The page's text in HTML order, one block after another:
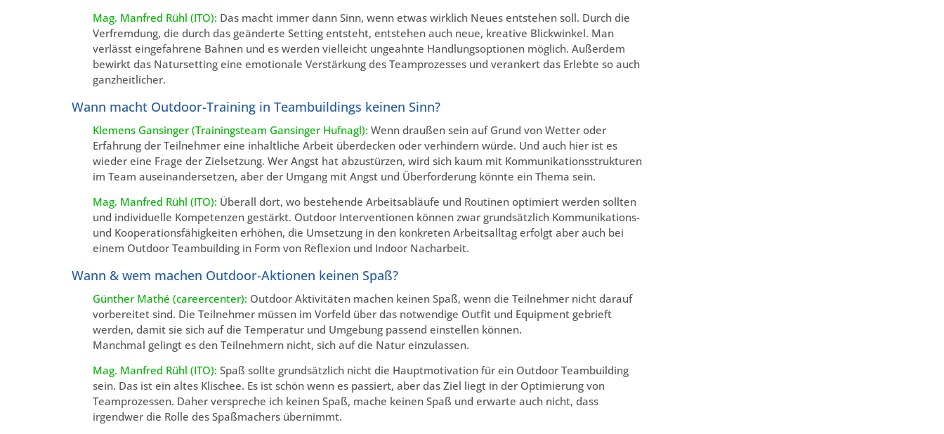
Mag. Manfred Rühl (ITO): Das macht immer dann Sinn, wenn etwas wirklich Neues entstehen soll. Durch die
Verfremdung, die durch das geänderte Setting entsteht, entstehen auch neue, kreative Blickwinkel. Man
verlässt eingefahrene Bahnen und es werden vielleicht ungeahnte Handlungsoptionen möglich. Außerdem
bewirkt das Natursetting eine emotionale Verstärkung des Teamprozesses und verankert das Erlebte so auch
ganzheitlicher.
Wann macht Outdoor-Training in Teambuildings keinen Sinn?
Klemens Gansinger (Trainingsteam Gansinger Hufnagl): Wenn draußen sein auf Grund von Wetter oder
Erfahrung der Teilnehmer eine inhaltliche Arbeit überdecken oder verhindern würde. Und auch hier ist es
wieder eine Frage der Zielsetzung. Wer Angst hat abzustürzen, wird sich kaum mit Kommunikationsstrukturen
im Team auseinandersetzen, aber der Umgang mit Angst und Überforderung könnte ein Thema sein.
Mag. Manfred Rühl (ITO): Überall dort, wo bestehende Arbeitsabläufe und Routinen optimiert werden sollten
und individuelle Kompetenzen gestärkt. Outdoor Interventionen können zwar grundsätzlich Kommunikations-
und Kooperationsfähigkeiten erhöhen, die Umsetzung in den konkreten Arbeitsalltag erfolgt aber auch bei
einem Outdoor Teambuilding in Form von Reflexion und Indoor Nacharbeit.
Wann & wem machen Outdoor-Aktionen keinen Spaß?
Günther Mathé (careercenter): Outdoor Aktivitäten machen keinen Spaß, wenn die Teilnehmer nicht darauf
vorbereitet sind. Die Teilnehmer müssen im Vorfeld über das notwendige Outfit und Equipment gebrieft
werden, damit sie sich auf die Temperatur und Umgebung passend einstellen können.
Manchmal gelingt es den Teilnehmern nicht, sich auf die Natur einzulassen.
Mag. Manfred Rühl (ITO): Spaß sollte grundsätzlich nicht die Hauptmotivation für ein Outdoor Teambuilding
sein. Das ist ein altes Klischee. Es ist schön wenn es passiert, aber das Ziel liegt in der Optimierung von
Teamprozessen. Daher verspreche ich keinen Spaß, mache keinen Spaß und erwarte auch nicht, dass
irgendwer die Rolle des Spaßmachers übernimmt.